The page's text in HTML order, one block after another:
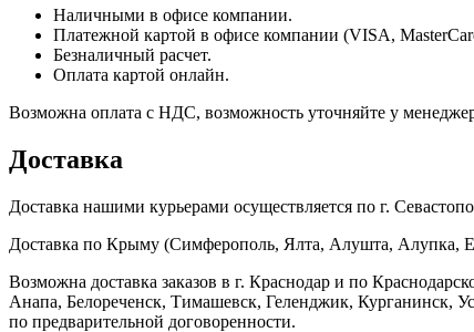
Наличными в офисе компании.
Платежной картой в офисе компании (VISA,
Безналичный расчет.
Оплата картой онлайн.
Возможна оплата с НДС, возможность уточняйте у
Доставка
Доставка нашими курьерами осуществляется по г.
Доставка по Крыму (Симферополь, Ялта, Алушта, Алупка,
Возможна доставка заказов в г. Краснодар и по
Анапа, Белореченск, Тимашевск, Геленджик, Курганинск,
по предварительной договоренности.